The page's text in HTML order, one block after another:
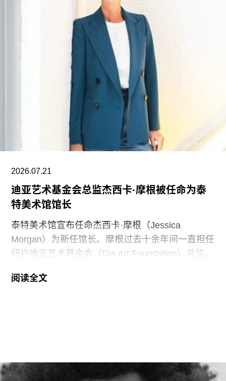
单笔捐款，金额超过了此前向其母校俄勒冈州立大
学捐赠的5000万美元。加上去年2月向范德堡大学
捐赠的2250万美元，黄仁勋夫妇对该校的捐赠总额
已达到9750万美元。同时，他们还带动了其他慈善
捐赠者向范德堡大学旧金山校区扩建项目捐赠共计
黄仁勋在一份声明中表示，此次捐赠旨在培养新一
代创作者，进一步巩固旧金山作为创新与创意之都
的文化基础。“技术拓展了我们能够创造什么，而艺
术与设计决定了我们为何创造。二者共同塑造了文
成为全球市值最高的企业之一，也是全球人工智能
浪潮中的核心企业。此次向范德堡大学新校区捐赠
的同时，
2026.07.21
迪亚艺术基金会总监杰西卡·摩根被任命为泰
特美术馆馆长
泰特美术馆宣布任命杰西卡·摩根（Jessica
Morgan）为新任馆长。摩根过去十余年间一直担任
纽约迪亚艺术基金会（Dia Art Foundation）总监，
位，后者在担任馆长九年后于今年春季离任。摩根
多个职务，包括国际艺术策展人，因此一直被视为
这一职位的热门人选。不过薪酬问题曾是任命过程
阅读全文